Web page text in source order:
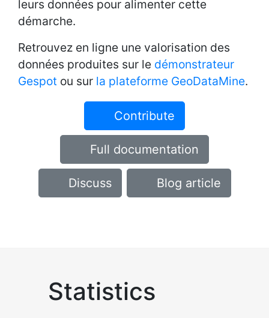
leurs données pour alimenter cette
démarche.
Retrouvez en ligne une valorisation des
données produites sur le démonstrateur
Gespot ou sur la plateforme GeoDataMine.
Contribute
Full documentation
Discuss Blog article
Statistics